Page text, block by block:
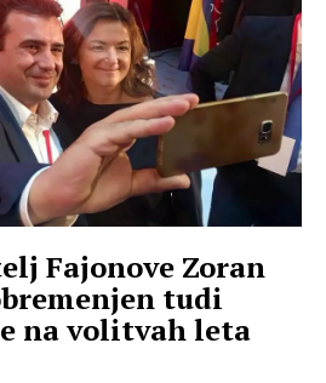
Fajonove Zoran
tudi
na volitvah leta